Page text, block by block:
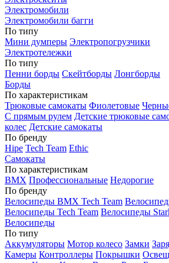
Электромобили
Электромобили багги
По типу
Мини думперы Электропогрузчики
Электротележки
По типу
Пенни борды Скейтборды Лонгборды
Борды
По характеристикам
Трюковые самокаты Фиолетовые
С прямым рулем Детские трюковые
колес Детские самокаты
По бренду
Hipe Tech Team Ethic
Самокаты
По характеристикам
BMX Профессиональные Недорогие
По бренду
Велосипеды BMX Tech Team
Велосипеды Tech Team Велосипеды
Велосипеды
По типу
Аккумуляторы Мотор колесо Замки
Камеры Контроллеры Покрышки